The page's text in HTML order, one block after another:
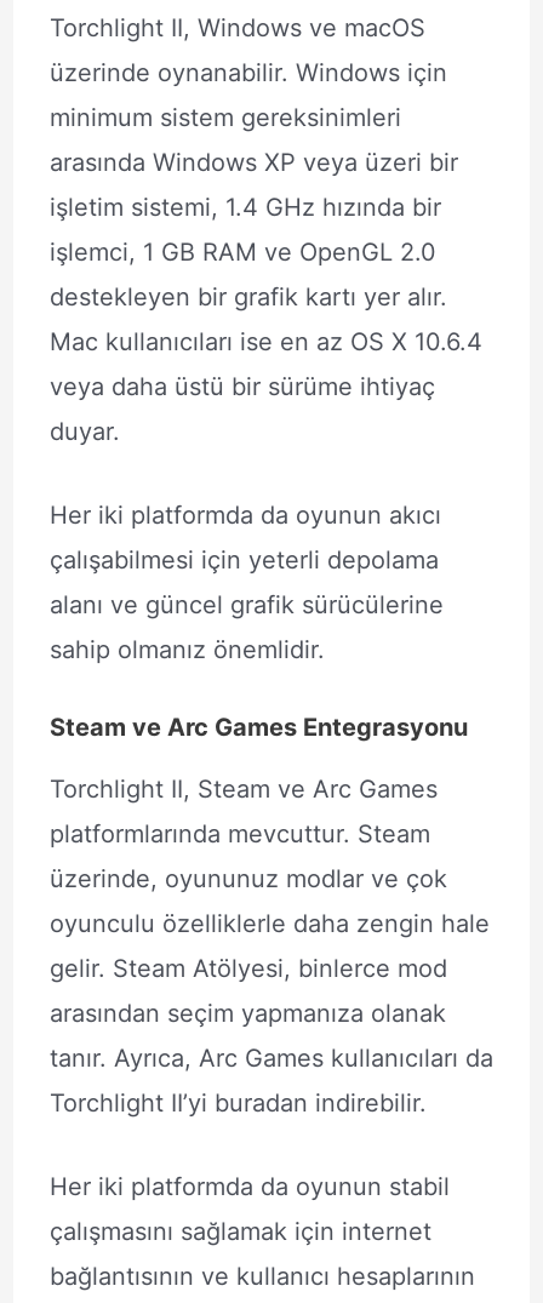
Torchlight II, Windows ve macOS
üzerinde oynanabilir. Windows için
minimum sistem gereksinimleri
arasında Windows XP veya üzeri bir
işletim sistemi, 1.4 GHz hızında bir
işlemci, 1 GB RAM ve OpenGL 2.0
destekleyen bir grafik kartı yer alır.
Mac kullanıcıları ise en az OS X 10.6.4
veya daha üstü bir sürüme ihtiyaç
duyar.
Her iki platformda da oyunun akıcı
çalışabilmesi için yeterli depolama
alanı ve güncel grafik sürücülerine
sahip olmanız önemlidir.
Steam ve Arc Games Entegrasyonu
Torchlight II, Steam ve Arc Games
platformlarında mevcuttur. Steam
üzerinde, oyununuz modlar ve çok
oyunculu özelliklerle daha zengin hale
gelir. Steam Atölyesi, binlerce mod
arasından seçim yapmanıza olanak
tanır. Ayrıca, Arc Games kullanıcıları da
Torchlight II’yi buradan indirebilir.
Her iki platformda da oyunun stabil
çalışmasını sağlamak için internet
bağlantısının ve kullanıcı hesaplarının